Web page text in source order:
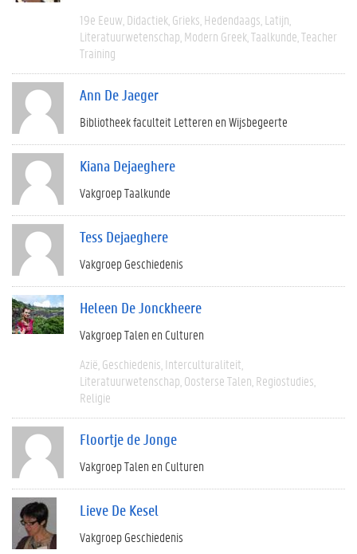
19e Eeuw Didactiek Grieks Hedendaags Latijn
Literatuurwetenschap Modern Greek Taalkunde Teacher
Training
Ann De Jaeger
Bibliotheek faculteit Letteren en Wijsbegeerte
Kiana Dejaeghere
Vakgroep Taalkunde
Tess Dejaeghere
Vakgroep Geschiedenis
Heleen De Jonckheere
Vakgroep Talen en Culturen
Azië Geschiedenis Interculturaliteit
Literatuurwetenschap Oosterse Talen Regiostudies
Religie
Floortje de Jonge
Vakgroep Talen en Culturen
Lieve De Kesel
Vakgroep Geschiedenis